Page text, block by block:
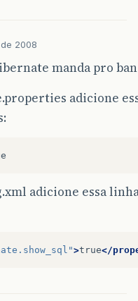
= codTipoSala ;
;
2008
manda pro
adicione
adicione essa
>true</